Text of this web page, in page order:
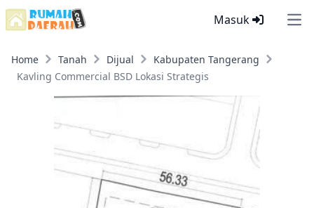
Masuk
Home Tanah Dijual
Kabupaten Tangerang
Kavling Commercial BSD Lokasi Strategis